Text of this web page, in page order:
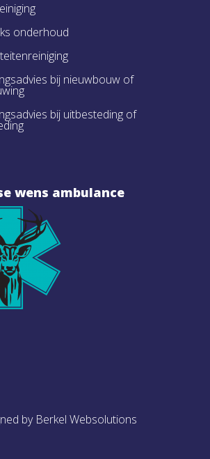
onderhoud
bij nieuwbouw of
bij uitbesteding of
wens ambulance
by Berkel Websolutions